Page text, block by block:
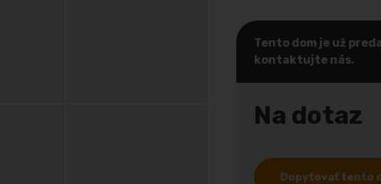
Tento dom je už
kontaktujte nás.
Na dotaz
Dopytovať tento